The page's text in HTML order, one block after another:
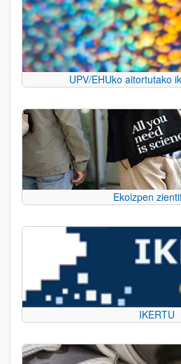
UPV/EHUko aitortutako
Ekoizpen
IKERTU